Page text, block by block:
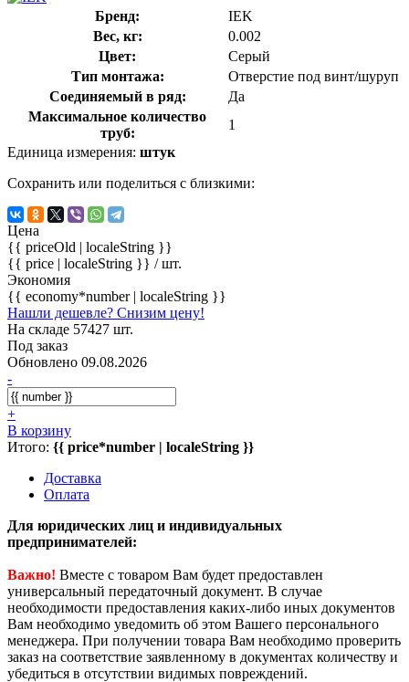
Бренд:
IEK
Вес, кг:
0.002
Цвет:
Серый
Тип монтажа:
Отверстие под винт/шуруп
Соединяемый в ряд:
Да
Максимальное количество
труб:
1
Единица измерения: штук
Сохранить или поделиться с близкими:
Цена
{{ priceOld | localeString }}
{{ price | localeString }} / шт.
Экономия
{{ economy*number | localeString }}
Нашли дешевле? Снизим цену!
На складе 57427 шт.
Под заказ
Обновлено 09.08.2026
-
+
В корзину
Итого: {{ price*number | localeString }}
Доставка
Оплата
Для юридических лиц и индивидуальных
предпринимателей:
Важно! Вместе с товаром Вам будет предоставлен
универсальный передаточный документ. В случае
необходимости предоставления каких-либо иных документов
Вам необходимо уведомить об этом Вашего персонального
менеджера. При получении товара Вам необходимо проверить
заказ на соответствие заявленному в документах количеству и
убедиться в отсутствии видимых повреждений.